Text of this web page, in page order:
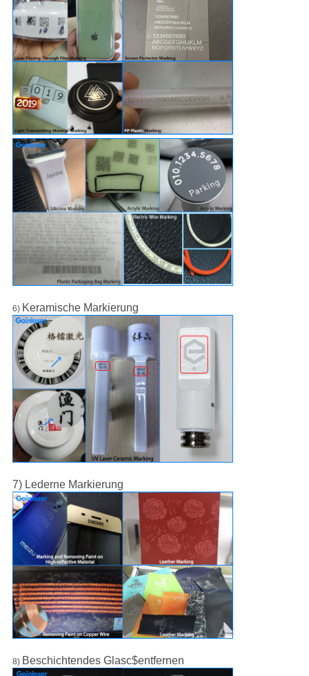
6) Keramische Markierung
7) Lederne Markierung
8) Beschichtendes Glasc$entfernen